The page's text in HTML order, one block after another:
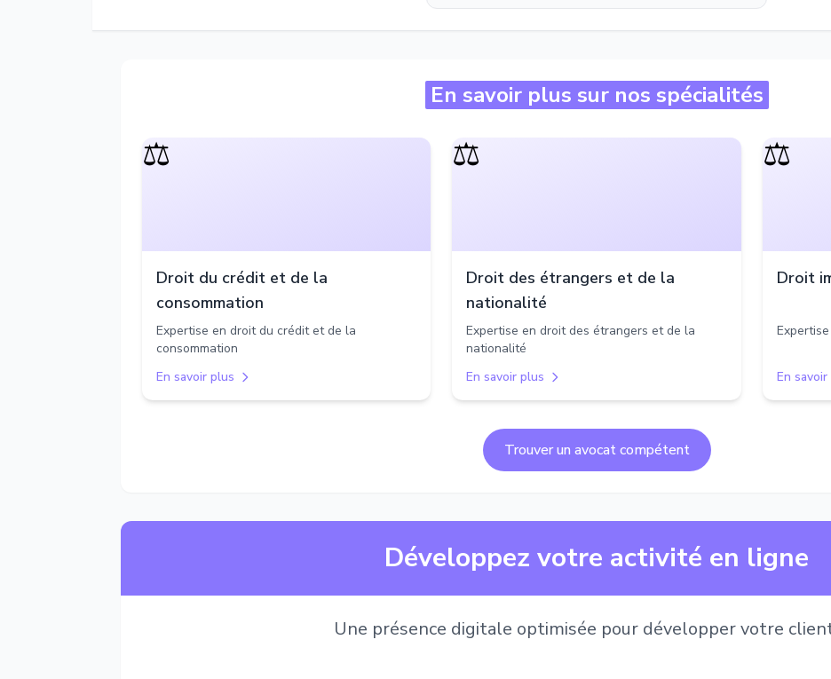
En savoir plus sur nos spécialités
⚖️
Droit du crédit et de la
consommation
Expertise en droit du crédit et de la
consommation
En savoir plus
⚖️
Droit des étrangers et de la
nationalité
Expertise en droit des étrangers et de la
nationalité
En savoir plus
⚖️
Droit
En
Trouver un avocat compétent
Développez votre activité en ligne
Une présence digitale optimisée pour développer votre